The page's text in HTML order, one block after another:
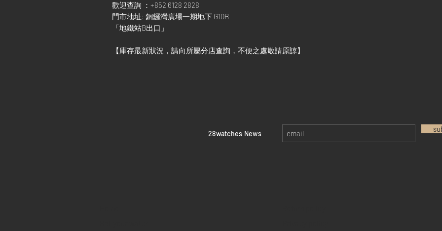
歡迎查詢 ：+852 6128 2828
門市地址: 銅鑼灣廣場一期地下 G10B
「地鐵站B出口」
【庫存最新狀況，請向所屬分店查詢，不便之處敬請原諒】
​28watches News